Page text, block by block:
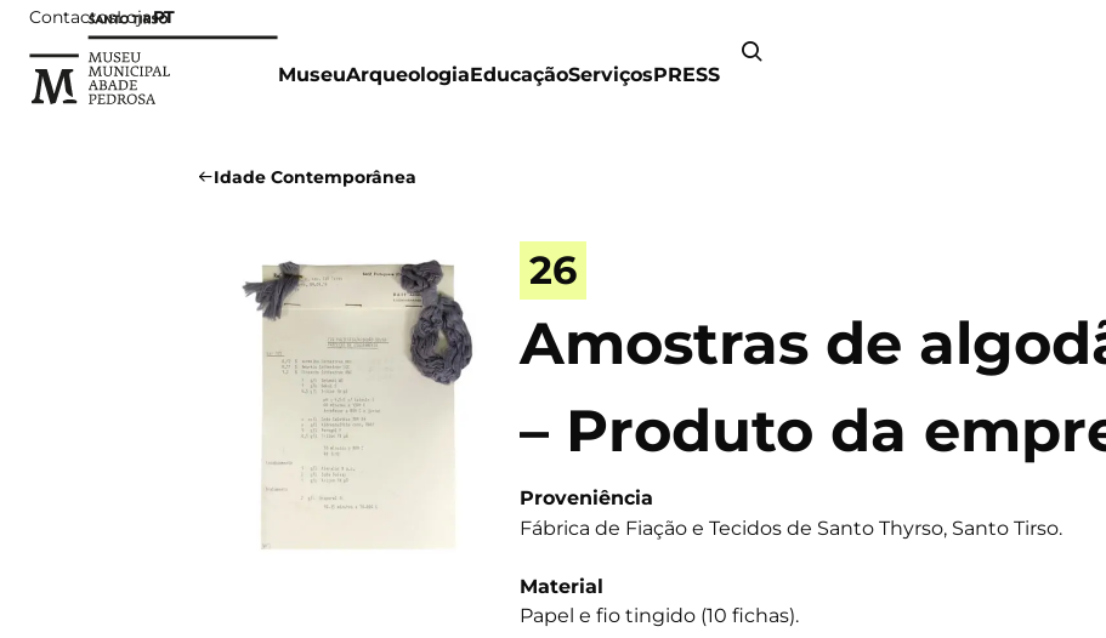
ContactosLojaPT
MuseuArqueologiaEducaçãoServiçosPRESS
Idade Contemporânea
26
Amostras de
– Produto da
Proveniência
Fábrica de Fiação e Tecidos de Santo Thyrso, Santo Tirso.
Material
Papel e fio tingido (10 fichas).